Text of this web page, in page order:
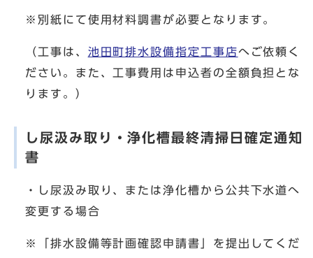
※別紙にて使用材料調書が必要となります。
（工事は、 池田町排水設備指定工事店へご依頼く
ださい。また、工事費用は申込者の全額負担とな
ります。）
し尿汲み取り・浄化槽最終清掃日確定通知
書
・し尿汲み取り、または浄化槽から公共下水道へ
変更する場合
※「排水設備等計画確認申請書」を提出してくだ